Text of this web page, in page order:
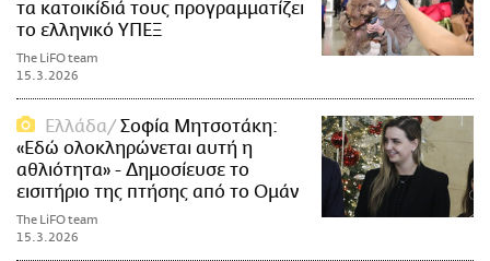
ΜΙΚΡΟΠΡΑΓΜΑΤΑ
THE GOOD LIFO
LIFOLAND
CITY GUIDE
ΑΜΠΑ
PRINT
τα κατοικίδιά τους προγραμματίζει
το ελληνικό ΥΠΕΞ
The LiFO team
15.3.2026
Ελλάδα
Σοφία Μητσοτάκη:
«Εδώ ολοκληρώνεται αυτή η
αθλιότητα» - Δημοσίευσε το
εισιτήριο της πτήσης από το Ομάν
The LiFO team
15.3.2026